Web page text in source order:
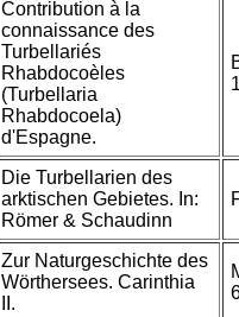
Contribution à la
connaissance des
Turbellariés
Rhabdocoèles
(Turbellaria
Rhabdocoela)
d'Espagne.
Die Turbellarien des
arktischen Gebietes. In:
Römer & Schaudinn
Zur Naturgeschichte des
Wörthersees. Carinthia
II.